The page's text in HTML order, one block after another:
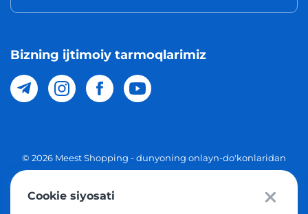
Bizning ijtimoiy tarmoqlarimiz
© 2026 Meest Shopping - dunyoning onlayn-do'konlaridan
Cookie siyosati